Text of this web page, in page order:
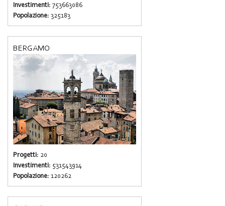
Investimenti: 753663086
Popolazione: 325183
BERGAMO
Progetti: 20
Investimenti: 531543914
Popolazione: 120262